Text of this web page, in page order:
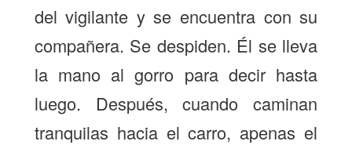
del vigilante y se encuentra con su
compañera. Se despiden. Él se lleva
la mano al gorro para decir hasta
luego. Después, cuando caminan
tranquilas hacia el carro, apenas el